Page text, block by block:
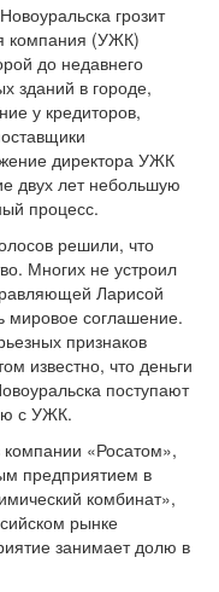
грозит
компания (УЖК)
до недавнего
зданий в городе,
у кредиторов,
директора УЖК
двух лет небольшую
процесс.
решили, что
Многих не устроил
Ларисой
мировое соглашение.
признаков
известно, что деньги
поступают
с УЖК.
компании «Росатом»,
предприятием в
комбинат»,
рынке
занимает долю в